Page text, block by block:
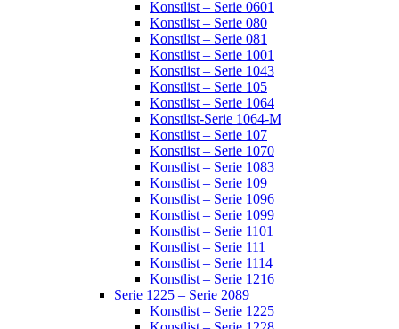
Konstlist – Serie 0601
Konstlist – Serie 080
Konstlist – Serie 081
Konstlist – Serie 1001
Konstlist – Serie 1043
Konstlist – Serie 105
Konstlist – Serie 1064
Konstlist-Serie 1064-M
Konstlist – Serie 107
Konstlist – Serie 1070
Konstlist – Serie 1083
Konstlist – Serie 109
Konstlist – Serie 1096
Konstlist – Serie 1099
Konstlist – Serie 1101
Konstlist – Serie 111
Konstlist – Serie 1114
Konstlist – Serie 1216
Serie 1225 – Serie 2089
Konstlist – Serie 1225